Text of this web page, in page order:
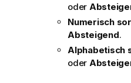
oder
Numerisch
Absteigend.
Alphabetisch
oder